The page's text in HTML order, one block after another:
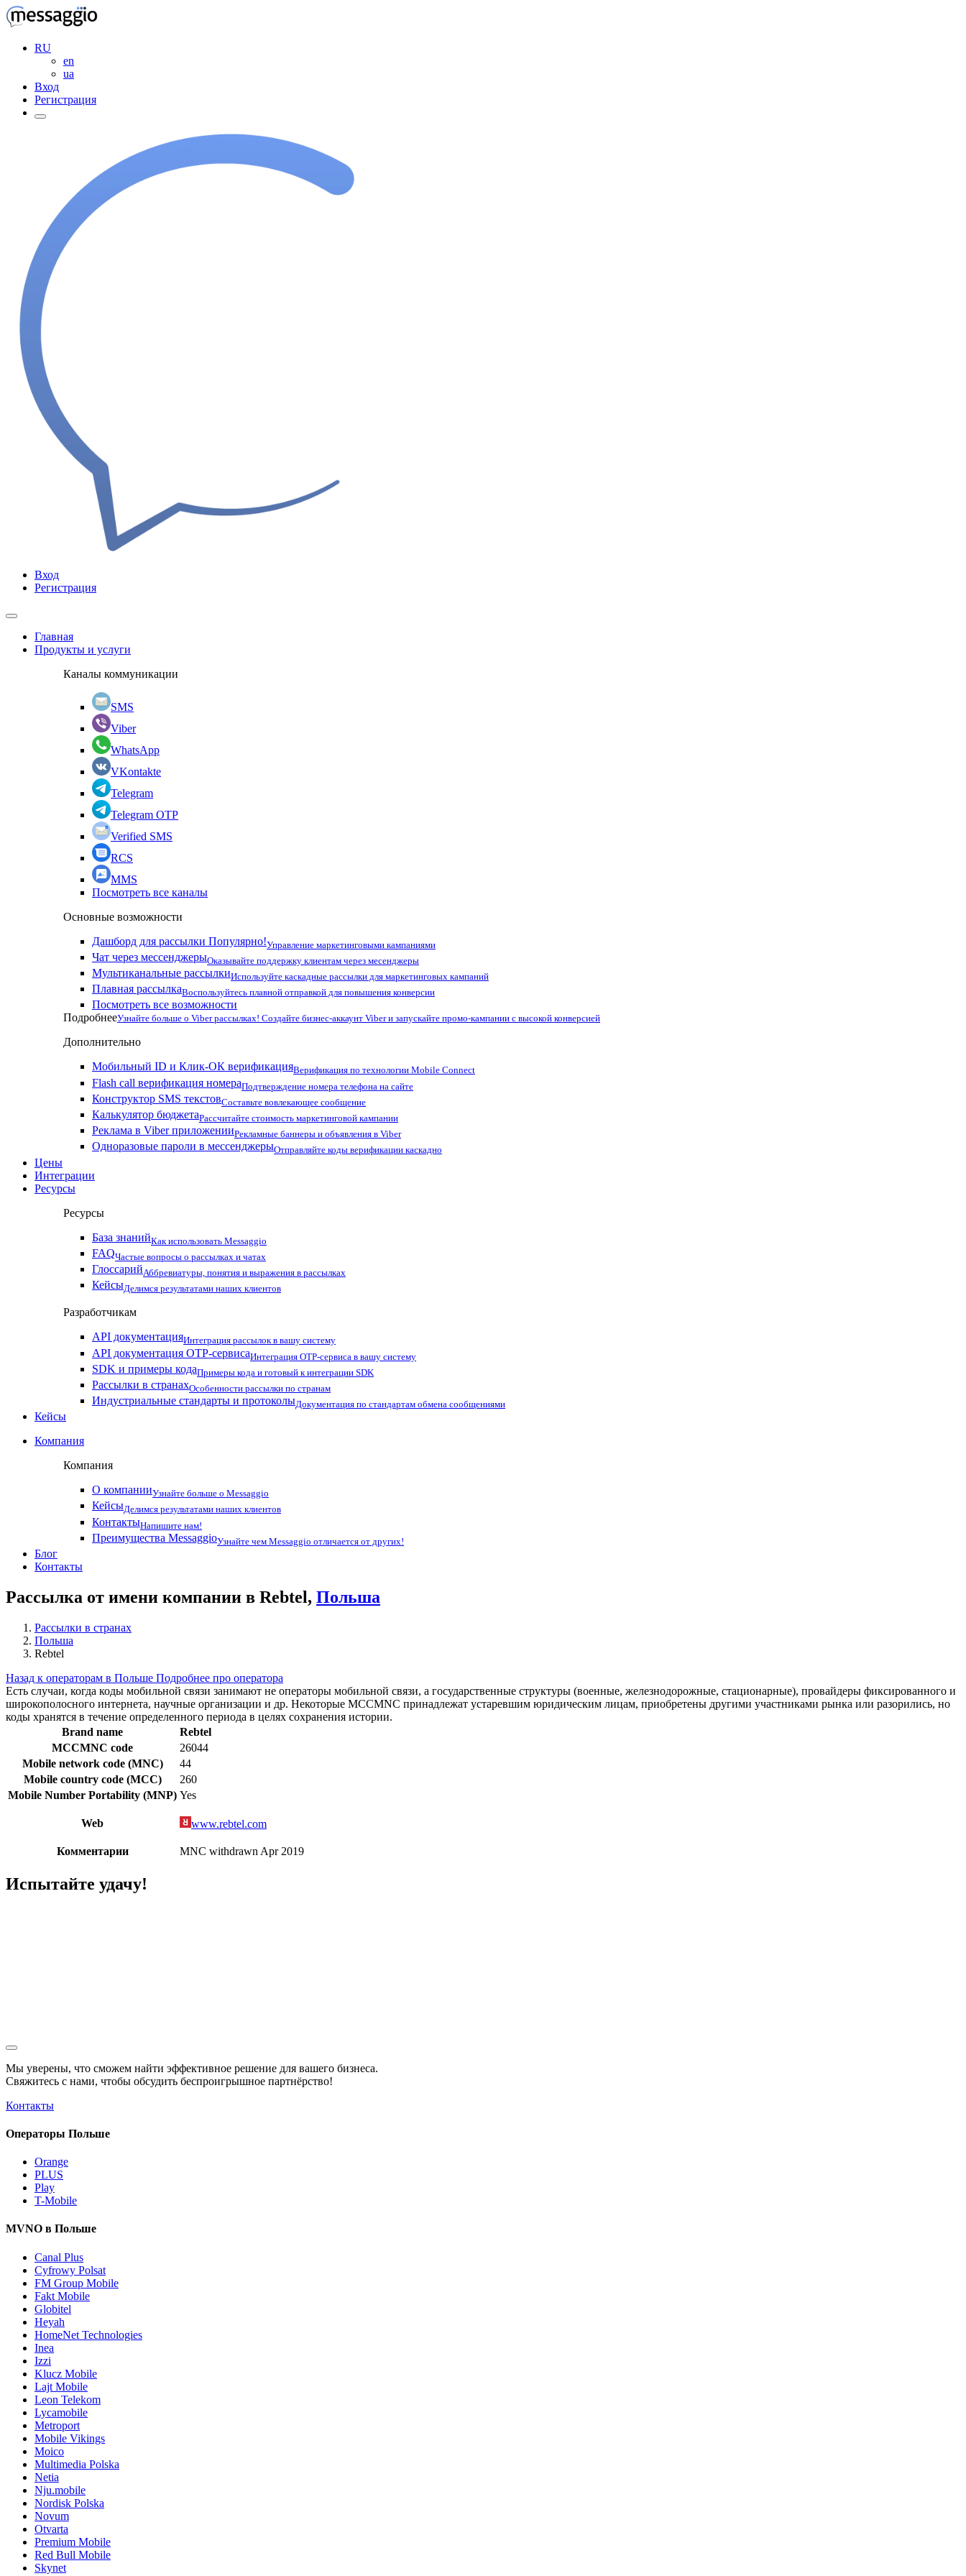
RU
en
ua
Вход
Регистрация
Вход
Регистрация
Главная
Продукты и услуги
Каналы коммуникации
SMS
Viber
WhatsApp
VKontakte
Telegram
Telegram OTP
Verified SMS
RCS
MMS
Посмотреть все каналы
Основные возможности
Дашборд для рассылки Популярно!Управление маркетинговыми кампаниями
Чат через мессенджерыОказывайте поддержку клиентам через месенджеры
Мультиканальные рассылкиИспользуйте каскадные рассылки для маркетинговых кампаний
Плавная рассылкаВоспользуйтесь плавной отправкой для повышения конверсии
Посмотреть все возможности
ПодробнееУзнайте больше о Viber рассылках! Создайте бизнес-аккаунт Viber и запускайте промо-кампании с высокой конверсией
Дополнительно
Мобильный ID и Клик-ОК верификацияВерификация по технологии Mobile Connect
Flash call верификация номераПодтверждение номера телефона на сайте
Конструктор SMS текстовСоставьте вовлекающее сообщение
Калькулятор бюджетаРассчитайте стоимость маркетинговой кампании
Реклама в Viber приложенииРекламные баннеры и объявления в Viber
Одноразовые пароли в мессенджерыОтправляйте коды верификации каскадно
Цены
Интеграции
Ресурсы
Ресурсы
База знанийКак использовать Messaggio
FAQЧастые вопросы о рассылках и чатах
ГлоссарийАббревиатуры, понятия и выражения в рассылках
КейсыДелимся результатами наших клиентов
Разработчикам
API документацияИнтеграция рассылок в вашу систему
API документация OTP-сервисаИнтеграция OTP-сервиса в вашу систему
SDK и примеры кодаПримеры кода и готовый к интеграции SDK
Рассылки в странахОсобенности рассылки по странам
Индустриальные стандарты и протоколыДокументация по стандартам обмена сообщениями
Кейсы
Компания
Компания
О компанииУзнайте больше о Messaggio
КейсыДелимся результатами наших клиентов
КонтактыНапишите нам!
Преимущества MessaggioУзнайте чем Messaggio отличается от других!
Блог
Контакты
Рассылка от имени компании в Rebtel, Польша
Рассылки в странах
Польша
Rebtel
Назад к операторам в Польше Подробнее про оператора
Есть случаи, когда коды мобильной связи занимают не операторы мобильной связи, а государственные структуры (военные, железнодорожные, стационарные), провайдеры фиксированного и
широкополосного интернета, научные организации и др. Некоторые MCCMNC принадлежат устаревшим юридическим лицам, приобретены другими участниками рынка или разорились, но
коды хранятся в течение определенного периода в целях сохранения истории.
Brand name
Rebtel
MCCMNC code
26044
Mobile network code (MNC)
44
Mobile country code (MCC)
260
Mobile Number Portability (MNP) Yes
Web www.rebtel.com
Комментарии MNC withdrawn Apr 2019
Испытайте удачу!
Мы уверены, что сможем найти эффективное решение для вашего бизнеса.
Свяжитесь с нами, чтобы обсудить беспроигрышное партнёрство!
Контакты
Операторы Польше
Orange
PLUS
Play
T-Mobile
MVNO в Польше
Canal Plus
Cyfrowy Polsat
FM Group Mobile
Fakt Mobile
Globitel
Heyah
HomeNet Technologies
Inea
Izzi
Klucz Mobile
Lajt Mobile
Leon Telekom
Lycamobile
Metroport
Mobile Vikings
Moico
Multimedia Polska
Netia
Nju.mobile
Nordisk Polska
Novum
Otvarta
Premium Mobile
Red Bull Mobile
Skynet